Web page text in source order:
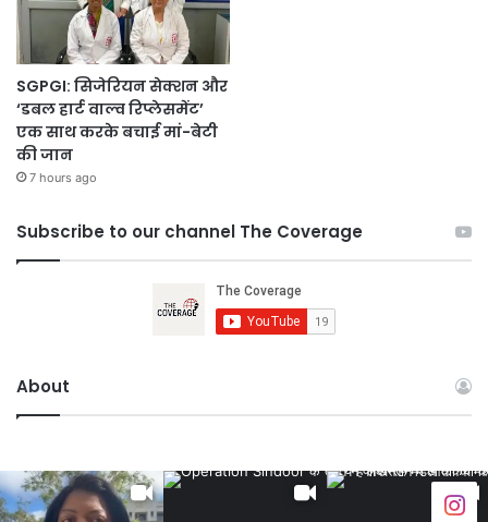
SGPGI: सिजेरियन सेक्शन और
‘डबल हार्ट वाल्व रिप्लेसमेंट’
एक साथ करके बचाई मां-बेटी
की जान
7 hours ago
Subscribe to our channel The Coverage
About